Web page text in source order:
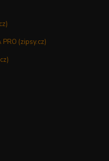
(zipsy.cz)